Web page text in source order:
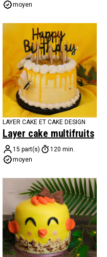
moyen
LAYER CAKE ET CAKE DESIGN
Layer cake multifruits
15 part(s)
120 min.
moyen